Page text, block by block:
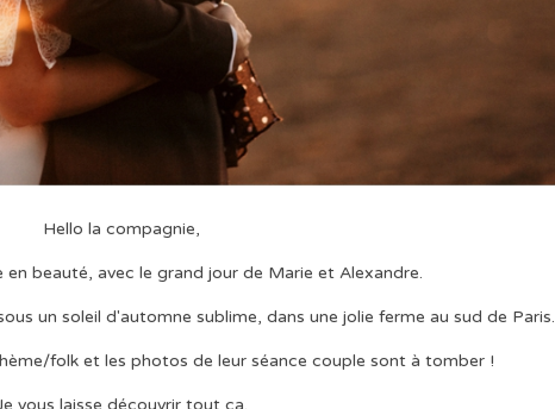
Hello la compagnie,
en beauté, avec le grand jour de Marie et Alexandre.
un soleil d'automne sublime, dans une jolie ferme au sud de Paris.
folk et les photos de leur séance couple sont à tomber !